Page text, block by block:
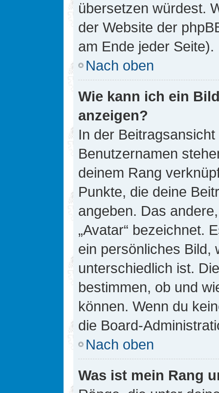
übersetzen würdest.
der Website der
am Ende jeder Seite).
Nach oben
Wie kann ich ein
anzeigen?
In der
Benutzernamen
deinem Rang
Punkte, die deine
angeben. Das
„Avatar“ bezeichnet.
ein persönliches Bild,
unterschiedlich ist.
bestimmen, ob und
können. Wenn du
die Board-
Nach oben
Was ist mein Rang